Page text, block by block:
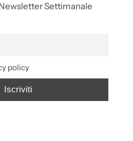
Settimanale
policy